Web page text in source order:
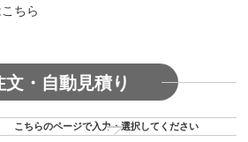
文・自動見積り
こちらのページで入力・選択してください